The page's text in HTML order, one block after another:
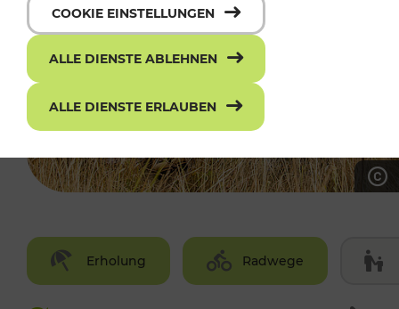
Erholung Radwege
COOKIE EINSTELLUNGEN
ALLE DIENSTE ABLEHNEN
ALLE DIENSTE ERLAUBEN